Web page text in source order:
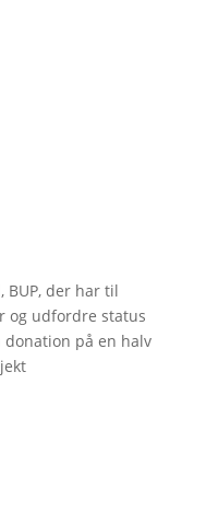
BUP, der har til
og udfordre status
på en halv